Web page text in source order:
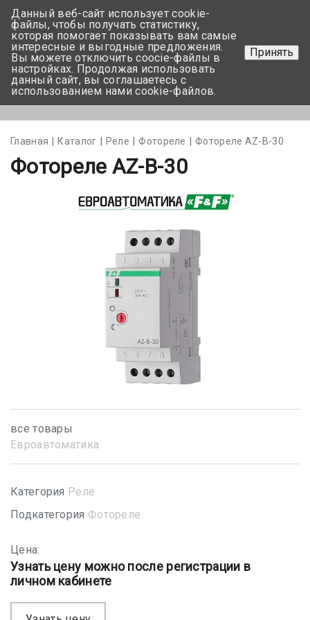
+375 17-350-99-56
+375 44-752-82-08
Задать вопрос
Главная Каталог Реле Фотореле Фотореле AZ-B-30
Фотореле AZ-B-30
все товары
Евроавтоматика
Категория Реле
Подкатегория Фотореле
Цена:
Узнать цену можно после регистрации в
личном кабинете
Данный веб-сайт использует cookie-
файлы, чтобы получать статистику,
которая помогает показывать вам самые
интересные и выгодные предложения.
Вы можете отключить coocie-файлы в
настройках. Продолжая использовать
данный сайт, вы соглашаетесь с
использованием нами cookie-файлов.
Принять